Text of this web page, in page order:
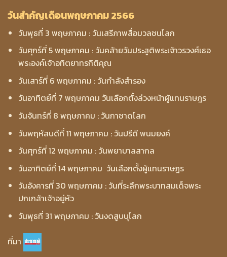
วันสำคัญเดือนพฤษภาคม 2566
วันพุธที่ 3 พฤษภาคม : วันเสรีภาพสื่อมวลชนโลก
วันศุกร์ที่ 5 พฤษภาคม : วันคล้ายวันประสูติพระเจ้าวรวงศ์เธอ
พระองค์เจ้าอทิตยาทรกิติคุณ
วันเสาร์ที่ 6 พฤษภาคม : วันกำลังสำรอง
วันอาทิตย์ที่ 7 พฤษภาคม วันเลือกตั้งล่วงหน้าผู้แทนราษฎร
วันจันทร์ที่ 8 พฤษภาคม : วันกาชาดโลก
วันพฤหัสบดีที่ 11 พฤษภาคม : วันปรีดี พนมยงค์
วันศุกร์ที่ 12 พฤษภาคม : วันพยาบาลสากล
วันอาทิตย์ที่ 14 พฤษภาคม วันเลือกตั้งผู้แทนราษฎร
วันอังคารที่ 30 พฤษภาคม : วันที่ระลึกพระบาทสมเด็จพระ
ปกเกล้าเจ้าอยู่หัว
วันพุธที่ 31 พฤษภาคม : วันงดสูบบุโลก
ที่มา